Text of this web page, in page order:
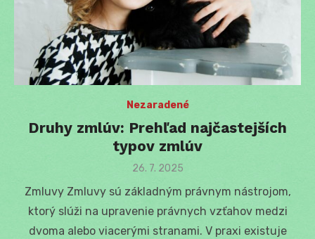
Nezaradené
Druhy zmlúv: Prehľad najčastejších
typov zmlúv
Posted
26. 7. 2025
Zmluvy Zmluvy sú základným právnym nástrojom,
ktorý slúži na upravenie právnych vzťahov medzi
dvoma alebo viacerými stranami. V praxi existuje